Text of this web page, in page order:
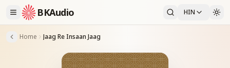
BKAudio HIN
Home Jaag Re Insaan Jaag